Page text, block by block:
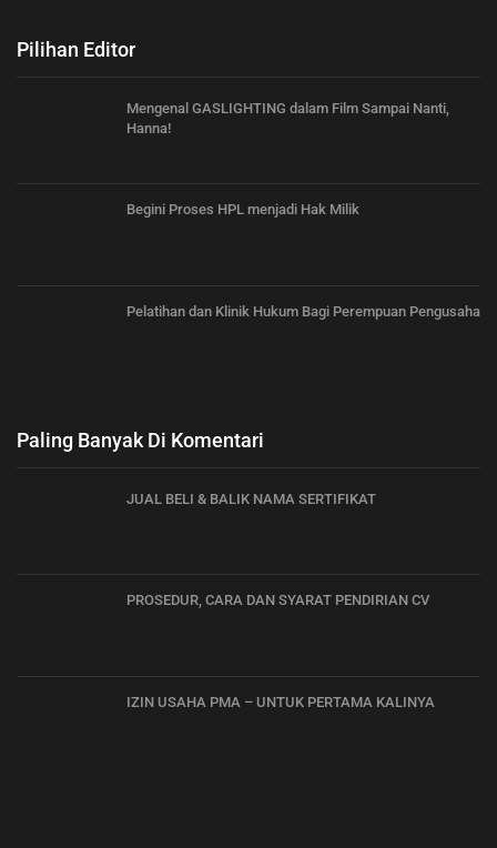
Pilihan Editor
Mengenal GASLIGHTING dalam Film Sampai Nanti,
Hanna!
Begini Proses HPL menjadi Hak Milik
Pelatihan dan Klinik Hukum Bagi Perempuan Pengusaha
Paling Banyak Di Komentari
JUAL BELI & BALIK NAMA SERTIFIKAT
PROSEDUR, CARA DAN SYARAT PENDIRIAN CV
IZIN USAHA PMA – UNTUK PERTAMA KALINYA